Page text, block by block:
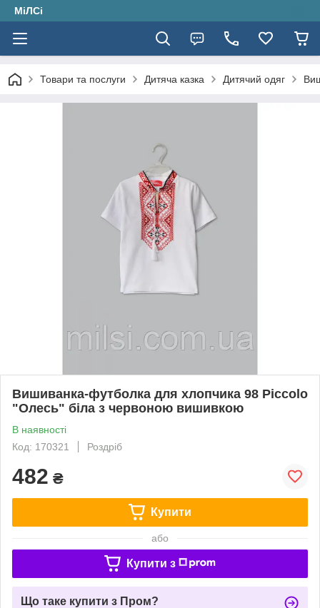
МіЛСі
Товари та послуги Дитяча казка Дитячий одяг
Вишиванка-футболка для хлопчика 98 Piccolo
"Олесь" біла з червоною вишивкою
В наявності
Код: 170321
Роздріб
482 ₴
Купити
або
Купити з
Що таке купити з Пром?